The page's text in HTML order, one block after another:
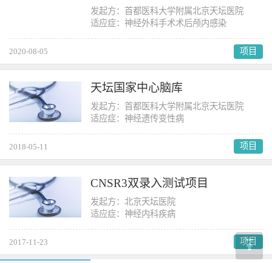
发起方：首都医科大学附属北京天坛医院
适应症：神经外科手术术后颅内感染
2020-08-05 项目
天坛国家中心脑库
发起方：首都医科大学附属北京天坛医院
适应症：神经遗传变性病
2018-05-11 项目
CNSR3双录入测试项目
发起方：北京天坛医院
适应症：神经内科疾病
2017-11-23 项目